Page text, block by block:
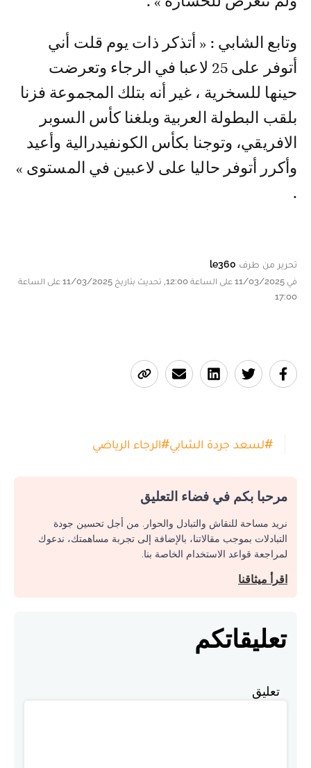
وتابع الشابي : « أتذكر ذات يوم قلت أني
أتوفر على 25 لاعبا في الرجاء وتعرضت
حينها للسخرية ، غير أنه بتلك المجموعة فزنا
بلقب البطولة العربية وبلغنا كأس السوبر
الافريقي، وتوجنا بكأس الكونفيدرالية وأعيد
وأكرر أتوفر حاليا على لاعبين في المستوى »
.
تحرير من طرف le360
في 11/03/2025 على الساعة 12:00, تحديث بتاريخ 11/03/2025 على الساعة
17:00
#لسعد جردة الشابي#الرجاء الرياضي
مرحبا بكم في فضاء التعليق
نريد مساحة للنقاش والتبادل والحوار. من أجل تحسين جودة
التبادلات بموجب مقالاتنا، بالإضافة إلى تجربة مساهمتك، ندعوك
لمراجعة قواعد الاستخدام الخاصة بنا.
اقرأ ميثاقنا
تعليقاتكم
تعليق